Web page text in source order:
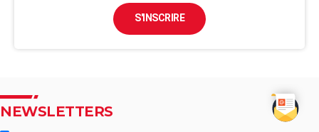
S'INSCRIRE
NEWSLETTERS